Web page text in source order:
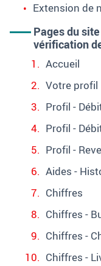
Extension de
Pages du
vérification
Accueil
Votre profil
Profil -
Profil -
Profil -
Aides -
Chiffres
Chiffres -
Chiffres -
Chiffres -